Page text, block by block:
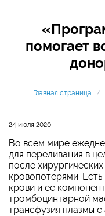
помогает
Главная страница /
24 июля 2020
Во всем мире
для переливания в
после
кровопотерями.
крови и ее
тромбоцинтарной
трансфузия плазмы с